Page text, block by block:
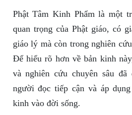
Phật Tâm Kinh Phẩm là một
quan trọng của Phật giáo, có
giáo lý mà còn trong nghiên
Để hiểu rõ hơn về bản kinh
và nghiên cứu chuyên sâu
người đọc tiếp cận và áp
kinh vào đời sống.